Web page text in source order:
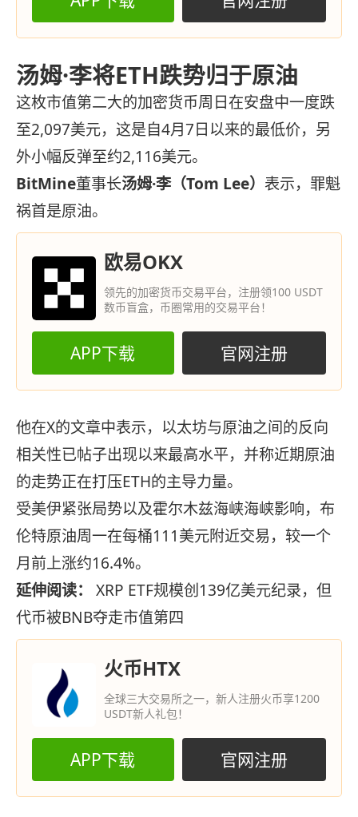
汤姆·李将ETH跌势归于原油
这枚市值第二大的加密货币周日在安盘中一度跌
至2,097美元，这是自4月7日以来的最低价，另
外小幅反弹至约2,116美元。
BitMine董事长汤姆·李（Tom Lee） 表示，罪魁
祸首是原油。
欧易OKX
领先的加密货币交易平台，注册领100 USDT
数币盲盒，币圈常用的交易平台！
APP下载 官网注册
他在X的文章中表示，以太坊与原油之间的反向
相关性已帖子出现以来最高水平，并称近期原油
的走势正在打压ETH的主导力量。
受美伊紧张局势以及霍尔木兹海峡海峡影响，布
伦特原油周一在每桶111美元附近交易，较一个
月前上涨约16.4%。
延伸阅读：
XRP ETF规模创139亿美元纪录，但
代币被BNB夺走市值第四
火币HTX
全球三大交易所之一，新人注册火币享1200
USDT新人礼包！
APP下载 官网注册